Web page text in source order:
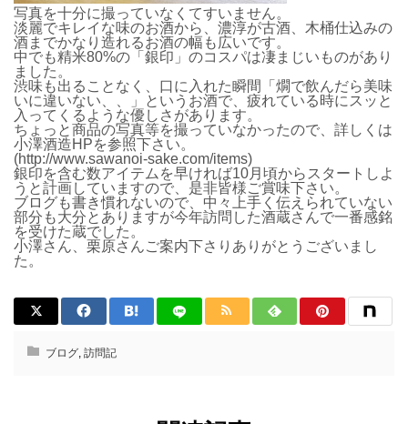
写真を十分に撮っていなくてすいません。
淡麗でキレイな味のお酒から、濃淳が古酒、木桶仕込みの
酒までかなり造れるお酒の幅も広いです。
中でも精米80%の「銀印」のコスパは凄まじいものがあり
ました。
渋味も出ることなく、口に入れた瞬間「燗で飲んだら美味
いに違いない、、」というお酒で、疲れている時にスッと
入ってくるような優しさがあります。
ちょっと商品の写真等を撮っていなかったので、詳しくは
小澤酒造HPを参照下さい。
(http://www.sawanoi-sake.com/items)
銀印を含む数アイテムを早ければ10月頃からスタートしよ
うと計画していますので、是非皆様ご賞味下さい。
ブログも書き慣れないので、中々上手く伝えられていない
部分も大分とありますが今年訪問した酒蔵さんで一番感銘
を受けた蔵でした。
小澤さん、栗原さんご案内下さりありがとうございまし
た。
ブログ, 訪問記